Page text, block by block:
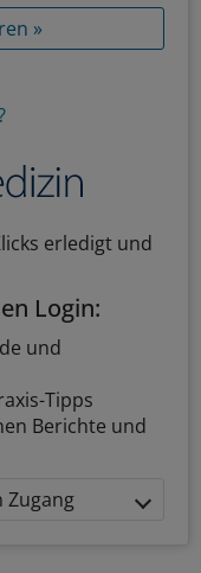
»
erledigt und
Login:
und
Tipps
Berichte und
Zugang